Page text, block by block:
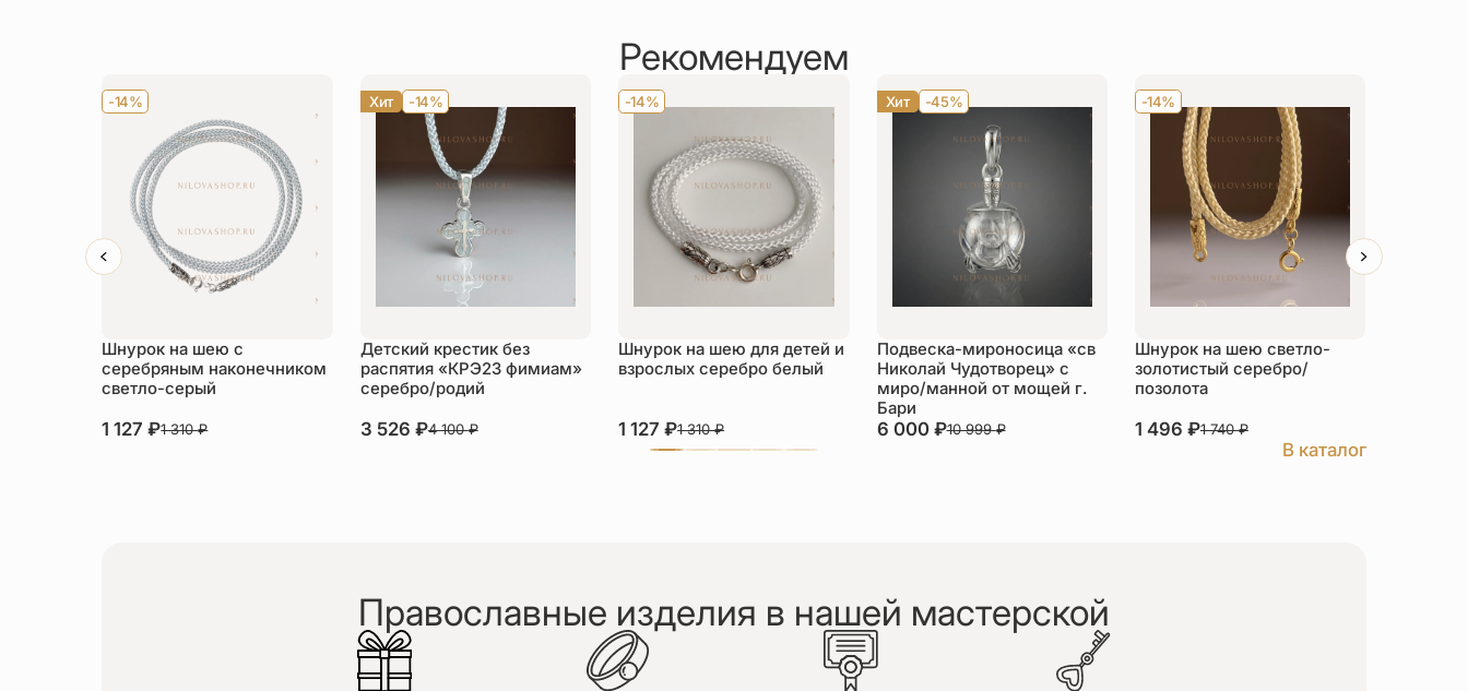
Рекомендуем
-14%
Шнурок на шею с
серебряным наконечником
светло-серый
1 127₽1 310₽
Хит -14%
Детский крестик без
распятия «КРЭ23 фимиам»
серебро/родий
3 526 ₽4 100₽
-14%
Шнурок на шею для детей и
взрослых серебро белый
1 127₽1 310₽
Хит -45%
Подвеска-мироносица «св
Николай Чудотворец» с
миро/манной от мощей г.
Бари
6 000 ₽10 999₽
-14%
Шнурок на шею светло-
золотистый серебро/
позолота
1 496 ₽1 740₽
В каталог
Православные изделия в нашей мастерской